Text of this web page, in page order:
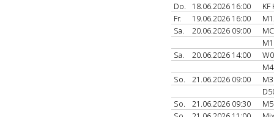
Do.
18.06.2026 16:00
KF
Fr.
19.06.2026 16:00
Sa.
20.06.2026 09:00
Sa.
20.06.2026 14:00
So.
21.06.2026 09:00
So.
21.06.2026 09:30